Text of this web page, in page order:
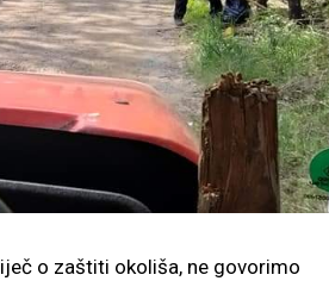
o zaštiti okoliša, ne govorimo